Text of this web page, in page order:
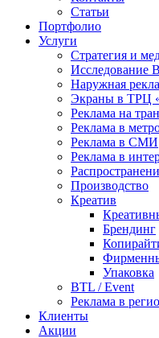
Статьи
Портфолио
Услуги
Стратегия и
Исследование
Наружная
Экраны в ТРЦ
Реклама на
Реклама в
Реклама в СМИ
Реклама в
Производство
Креатив
Брендинг
Упаковка
BTL / Event
Реклама в
Клиенты
Акции